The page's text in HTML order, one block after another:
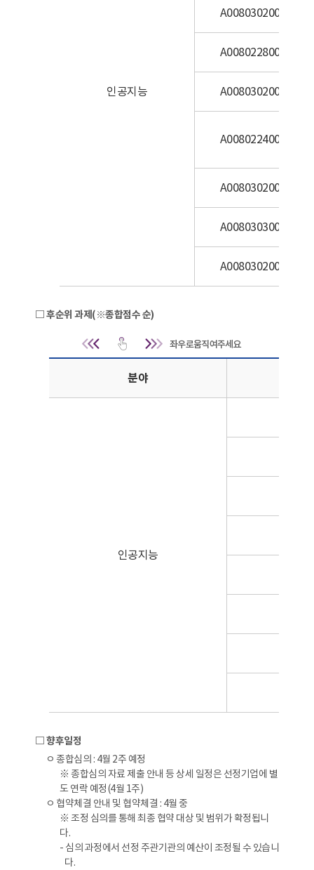
인공지능
A0080302001875
A0080228002710
A0080302001757
A0080224002440
A0080302001786
A0080303001713
A0080302001780
□ 후순위 과제(※종합점수 순)
후순위 과제(※종합점수 순) | 분
분야
인공지능
□ 향후일정
ㅇ 종합심의 : 4월 2주 예정
※ 종합심의 자료 제출 안내 등 상세 일정은 선정기업에 별
도 연락 예정(4월 1주)
ㅇ 협약체결 안내 및 협약체결 : 4월 중
※ 조정 심의를 통해 최종 협약 대상 및 범위가 확정됩니
다.
- 심의 과정에서 선정 주관기관의 예산이 조정될 수 있습니
다.